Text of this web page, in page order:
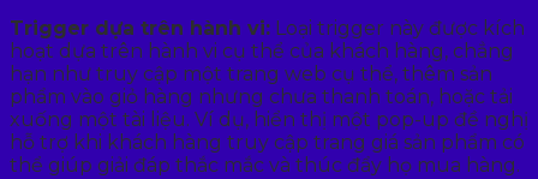
Trigger dựa trên hành vi: Loại trigger này được kích
hoạt dựa trên hành vi cụ thể của khách hàng, chẳng
hạn như truy cập một trang web cụ thể, thêm sản
phẩm vào giỏ hàng nhưng chưa thanh toán, hoặc tải
xuống một tài liệu. Ví dụ, hiển thị một pop-up đề nghị
hỗ trợ khi khách hàng truy cập trang giá sản phẩm có
thể giúp giải đáp thắc mắc và thúc đẩy họ mua hàng.